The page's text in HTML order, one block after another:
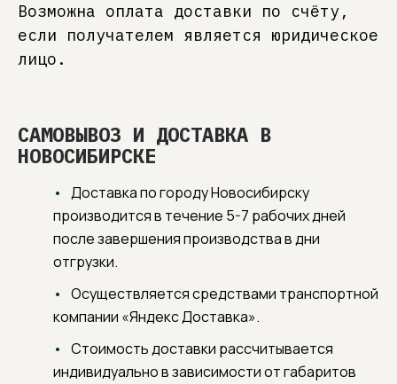
Возможна оплата доставки по счёту,
если получателем является юридическое
лицо.
САМОВЫВОЗ И ДОСТАВКА В
НОВОСИБИРСКЕ
Доставка по городу Новосибирску
производится в течение 5-7 рабочих дней
после завершения производства в дни
отгрузки.
Осуществляется средствами транспортной
компании «Яндекс Доставка».
Стоимость доставки рассчитывается
индивидуально в зависимости от габаритов